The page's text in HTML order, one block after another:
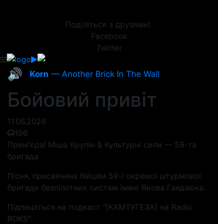
Поділіться з друзями!
Facebook
Twitter
🔊 Korn — Another Brick In The Wall
Бойовий привіт
11.06.2026
196
Прем'єра! Міша Крупін & Культурні сили — 59-та
бригада
Пісня, присвячена бійцям 59-ї окремої штурмової
бригади безпілотних систем імені Якова Гандзюка.
Підпишіться на подкаст "[КАМТУГЕЗА] на Radio
ROKS":